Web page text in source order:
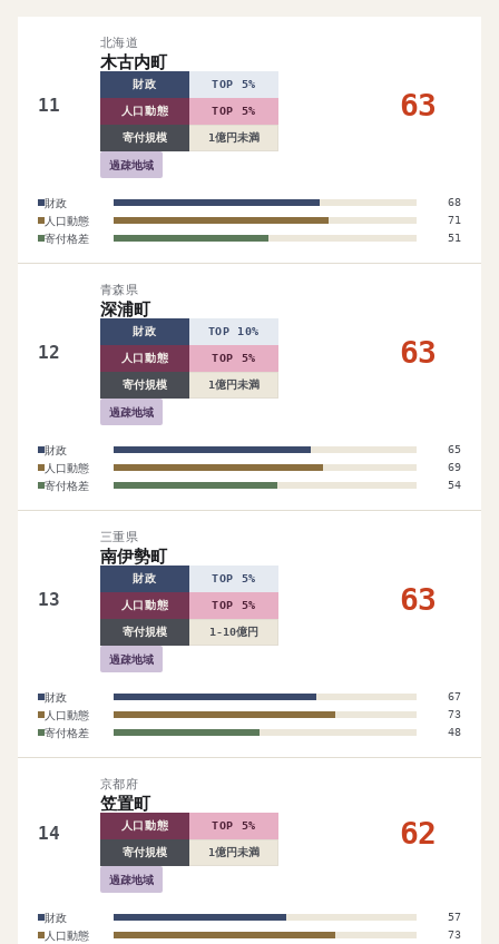
11
北海道
木古内町
財政 TOP 5%
人口動態 TOP 5%
寄付規模 1億円未満
過疎地域
63
財政 68
人口動態 71
寄付格差 51
12
青森県
深浦町
財政 TOP 10%
人口動態 TOP 5%
寄付規模 1億円未満
過疎地域
63
財政 65
人口動態 69
寄付格差 54
13
三重県
南伊勢町
財政 TOP 5%
人口動態 TOP 5%
寄付規模 1-10億円
過疎地域
63
財政 67
人口動態 73
寄付格差 48
14
京都府
笠置町
人口動態 TOP 5%
寄付規模 1億円未満
過疎地域
62
財政 57
人口動態 73